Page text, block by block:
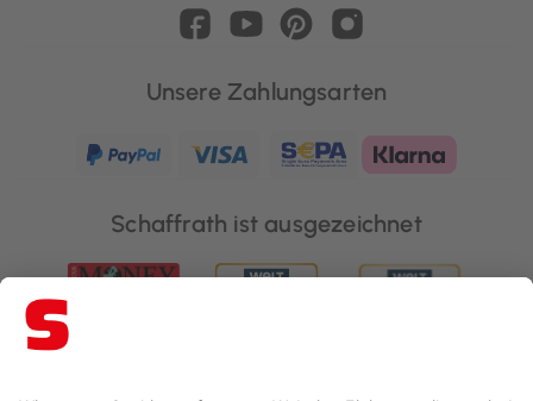
Unsere Zahlungsarten
Schaffrath ist ausgezeichnet